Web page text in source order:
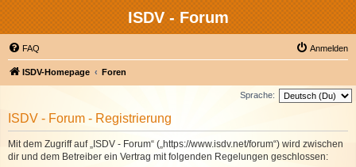
ISDV - Forum
FAQ Anmelden
ISDV-Homepage Foren
Sprache:
ISDV - Forum - Registrierung
Mit dem Zugriff auf „ISDV - Forum“ („https://www.isdv.net/forum“) wird zwischen
dir und dem Betreiber ein Vertrag mit folgenden Regelungen geschlossen: